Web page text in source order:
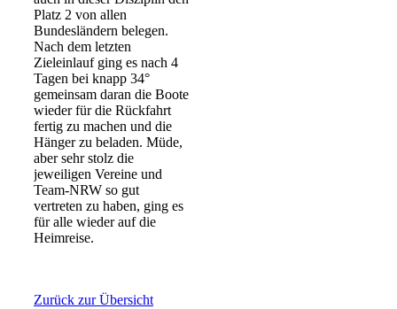
Platz 2 von allen
Bundesländern belegen.
Nach dem letzten
Zieleinlauf ging es nach 4
Tagen bei knapp 34°
gemeinsam daran die Boote
wieder für die Rückfahrt
fertig zu machen und die
Hänger zu beladen. Müde,
aber sehr stolz die
jeweiligen Vereine und
Team-NRW so gut
vertreten zu haben, ging es
für alle wieder auf die
Heimreise.
Zurück zur Übersicht